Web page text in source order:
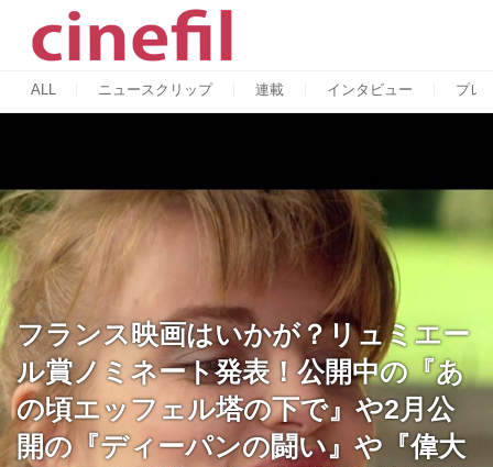
ALL ニュースクリップ 連載 インタビュー プレ
フランス映画はいかが？リュミエー
ル賞ノミネート発表！公開中の『あ
の頃エッフェル塔の下で』や2月公
開の『ディーパンの闘い』や『偉大